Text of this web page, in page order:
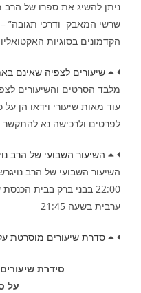
ניתן להשיג את ספרו של הרב
שרשי המאבק ודרכי תגובה” –
הקדמונים בסוגיות
שיעורים לצפיה שאינם
מלבד הסרטים והשיעורים
עוד מאות שיעורי וידאו הן
לפרטים ולרכישה נא להתקשר לטל. 02-
השיעור השבועי של הרב
השיעור השבועי של הרב
ערבית בשעה 21:45
סדרת שיעורים מוסרטת
סידרת
על